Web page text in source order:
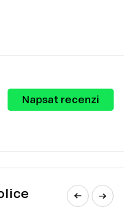
výhody
nejenže vypadá
modulového
Napsat recenzi